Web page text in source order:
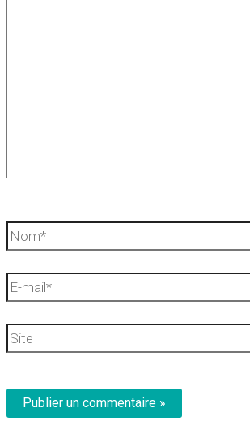
Nom*
E-
Site